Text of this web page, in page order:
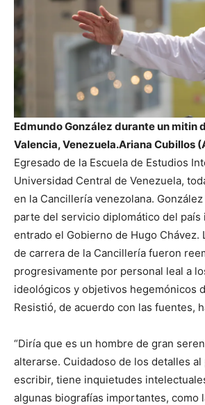
Edmundo González durante un mitin
Valencia, Venezuela.Ariana Cubillos
Egresado de la Escuela de Estudios
Universidad Central de Venezuela,
en la Cancillería venezolana.
parte del servicio diplomático del país
entrado el Gobierno de Hugo Chávez.
de carrera de la Cancillería fueron
progresivamente por personal leal a
ideológicos y objetivos hegemónicos
Resistió, de acuerdo con las fuentes,
“Diría que es un hombre de gran
alterarse. Cuidadoso de los detalles
escribir, tiene inquietudes
algunas biografías importantes, como